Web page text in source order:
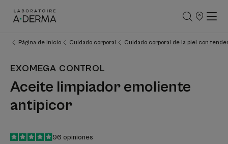
PUNTOS
Página de inicio
Cuidado corporal Cuidado corporal de la piel con
EXOMEGA CONTROL
Aceite limpiador emoliente
antipicor
4.9
/5
96 opiniones